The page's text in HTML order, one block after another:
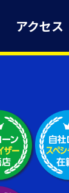
アクセス